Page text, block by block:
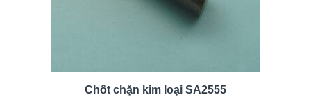
Chốt chặn kim loại SA2555